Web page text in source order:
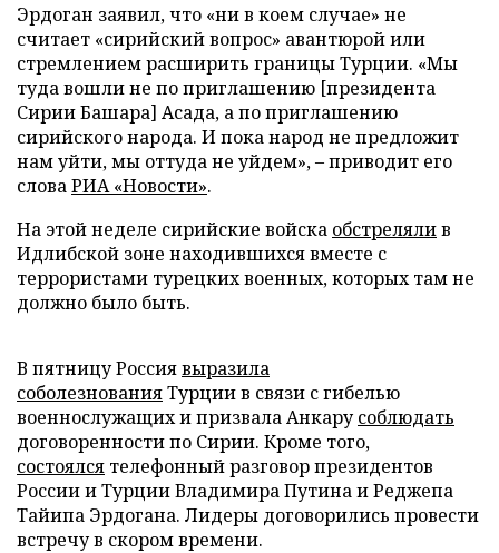
Эрдоган заявил, что «ни в коем случае» не
считает «сирийский вопрос» авантюрой или
стремлением расширить границы Турции. «Мы
туда вошли не по приглашению [президента
Сирии Башара] Асада, а по приглашению
сирийского народа. И пока народ не предложит
нам уйти, мы оттуда не уйдем», – приводит его
словаРИА «Новости».
На этой неделе сирийские войска обстрелялив
Идлибской зоне находившихся вместе с
террористами турецких военных, которых там не
должно было быть.
В пятницу Россиявыразила
соболезнованияТурции в связи с гибелью
военнослужащих и призвала Анкарусоблюдать
договоренности по Сирии. Кроме того,
состоялся телефонный разговор президентов
России и Турции Владимира Путина и Реджепа
Тайипа Эрдогана. Лидеры договорились провести
встречу в скором времени.